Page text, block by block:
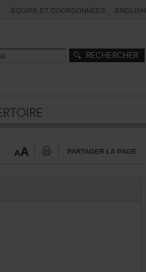
ÉQUIPEETCOORDONNÉES ENGLISH
PARTAGERLAPAGE